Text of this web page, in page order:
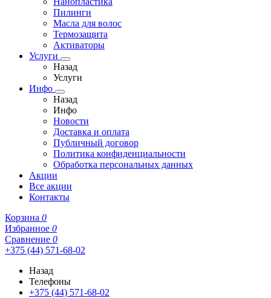
Пилинги
Масла для волос
Термозащита
Активаторы
Услуги
Назад
Услуги
Инфо
Назад
Инфо
Новости
Доставка и оплата
Публичный договор
Политика конфиденциальности
Обработка персональных данных
Акции
Все акции
Контакты
Корзина 0
Избранное 0
Сравнение 0
+375 (44) 571-68-02
Назад
Телефоны
+375 (44) 571-68-02